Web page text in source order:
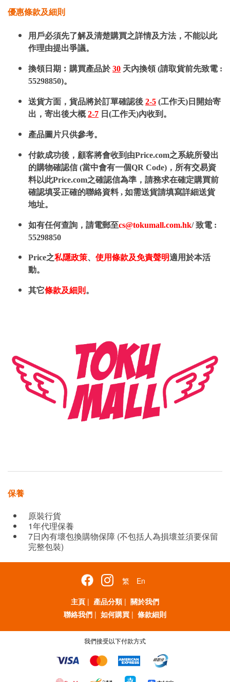
優惠條款及細則
用戶必須先了解及清楚購買之詳情及方法，不能以此
作理由提出爭議。
換領日期︰購買產品於30 天內換領 (請取貨前先致電 :
55298850)。
送貨方面，貨品將於訂單確認後 2-5 (工作天)日開始寄
出，寄出後大概2-7 日(工作天)內收到。
產品圖片只供參考。
付款成功後，顧客將會收到由Price.com之系統所發出
的購物確認信 (當中會有一個QR Code)，所有交易資
料以此Price.com之確認信為準，請務求在確定購買前
確認填妥正確的聯絡資料 , 如需送貨請填寫詳細送貨
地址。
如有任何查詢，請電郵至cs@tokumall.com.hk/ 致電 :
55298850
Price之私隱政策、 使用條款及免責聲明適用於本活
動。
其它條款及細則 。
保養
原裝行貨
1年代理保養
7日內有壞包換購物保障 (不包括人為損壞並須要保留
完整包裝)
繁
En
主頁 | 產品分類 | 關於我們
聯絡我們 | 如何購買 | 條款細則
我們接受以下付款方式